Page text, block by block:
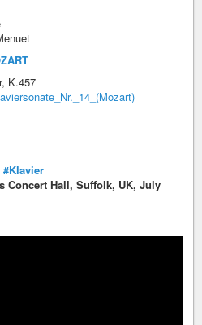
K.457
#Klavier
Concert Hall, Suffolk, UK, July